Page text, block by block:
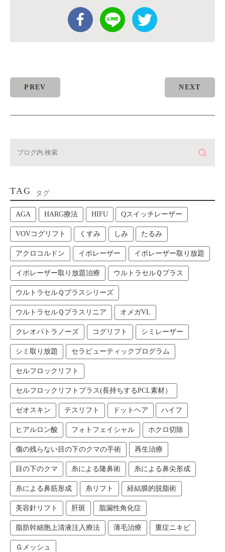
PREV NEXT
TAG タグ
AGA HARG療法 HIFU Qスイッチレーザー
VOVコグリフト くすみ しみ たるみ
アクロコルドン イボレーザー イボレーザー取り放題
イボレーザー取り放題治療 ウルトラセルＱプラス
ウルトラセルＱプラスシリーズ
ウルトラセルＱプラスリニア オメガVL
クレオパトラノーズ コグリフト シミレーザー
シミ取り放題 セラピューティックプログラム
セルフロックリフト
セルフロックリフトプラス(長持ちするPCL素材）
ゼオスキン テスリフト ドットヘア ハイフ
ヒアルロン酸 フォトフェイシャル ホクロ切除
傷の残らない目の下のクマの手術 再生治療
目の下のクマ 糸による隆鼻術 糸による鼻尖形成
糸による鼻筋形成 糸リフト 経結膜的脱脂術
美容針リフト 肝斑 脂漏性角化症
脂肪幹細胞上清液注入療法 薄毛治療 重症ニキビ
Ｇメッシュ